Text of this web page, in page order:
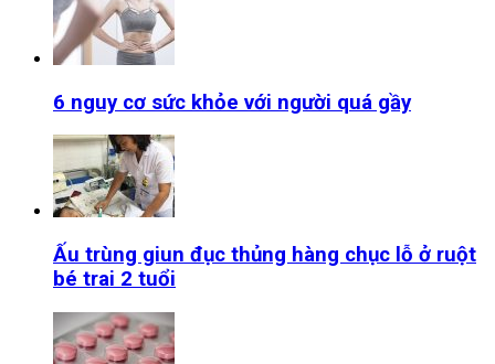
6 nguy cơ sức khỏe với người quá gầy
Ấu trùng giun đục thủng hàng chục lỗ ở ruột
bé trai 2 tuổi